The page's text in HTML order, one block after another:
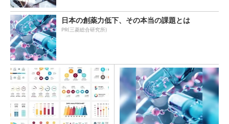
日本の創薬力低下、その本当の課題とは
PR(三菱総合研究所)